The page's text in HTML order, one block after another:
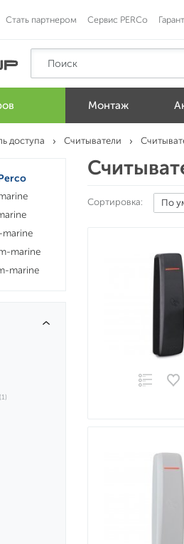
Стать партнером Сервис PERCo
Монтаж
доступа Считыватели
marine
marine
marine
(1)
Сортировка: По